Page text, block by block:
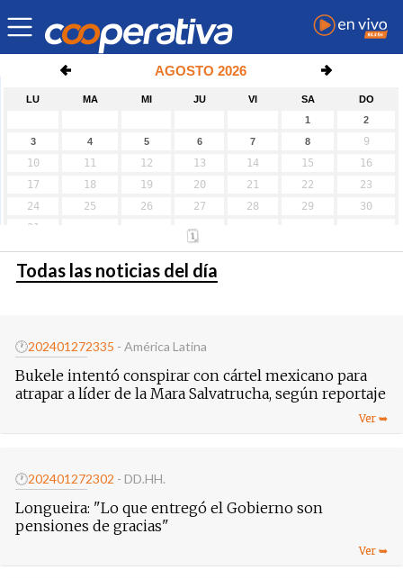
Todas las noticias del día
🕐202401272335 - América Latina
Bukele intentó conspirar con cártel mexicano para
atrapar a líder de la Mara Salvatrucha, según reportaje
🕐202401272302 - DD.HH.
Longueira: "Lo que entregó el Gobierno son
pensiones de gracias"